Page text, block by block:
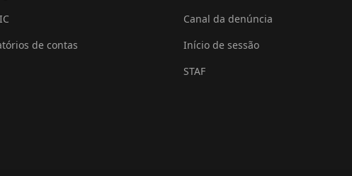
de contas
Canal da denúncia
Início de sessão
STAF